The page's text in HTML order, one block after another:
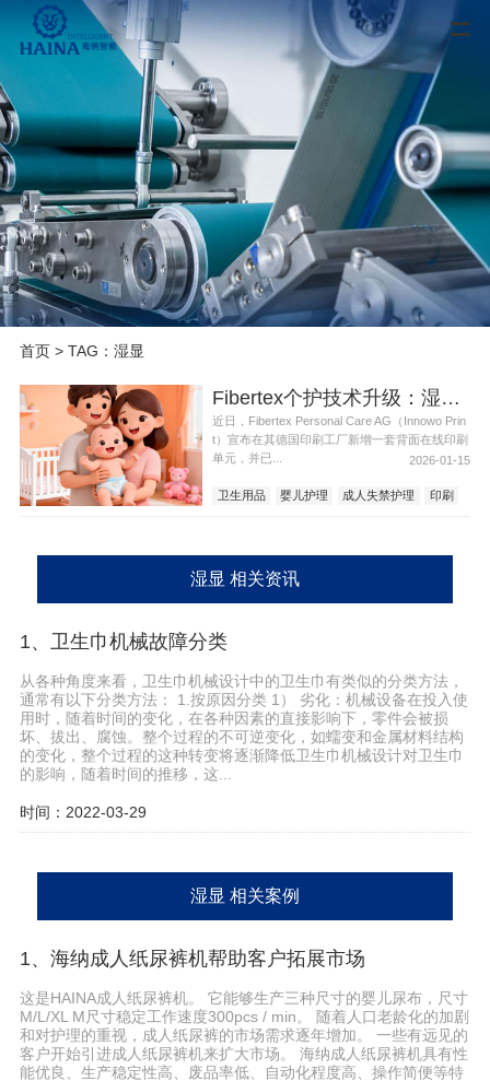
首页> TAG：湿显
Fibertex个护技术升级：湿显“在线印刷”
近日，Fibertex Personal Care AG（Innowo Prin
t）宣布在其德国印刷工厂新增一套背面在线印刷
单元，并已...
2026-01-15
卫生用品 婴儿护理 成人失禁护理
印刷
湿显 相关资讯
1、卫生巾机械故障分类
从各种角度来看，卫生巾机械设计中的卫生巾有类似的分类方法，
通常有以下分类方法： 1.按原因分类 1） 劣化：机械设备在投入使
用时，随着时间的变化，在各种因素的直接影响下，零件会被损
坏、拔出、腐蚀。整个过程的不可逆变化，如蠕变和金属材料结构
的变化，整个过程的这种转变将逐渐降低卫生巾机械设计对卫生巾
的影响，随着时间的推移，这...
时间：2022-03-29
湿显 相关案例
1、海纳成人纸尿裤机帮助客户拓展市场
这是HAINA成人纸尿裤机。 它能够生产三种尺寸的婴儿尿布，尺寸
M/L/XL M尺寸稳定工作速度300pcs / min。 随着人口老龄化的加剧
和对护理的重视，成人纸尿裤的市场需求逐年增加。 一些有远见的
客户开始引进成人纸尿裤机来扩大市场。 海纳成人纸尿裤机具有性
能优良、生产稳定性高、废品率低、自动化程度高、操作简便等特